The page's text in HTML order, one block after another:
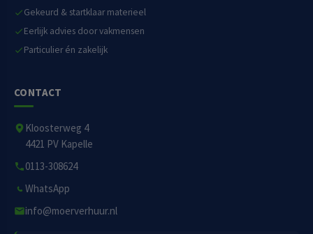
Gekeurd & startklaar materieel
Eerlijk advies door vakmensen
Particulier én zakelijk
CONTACT
Kloosterweg 4
4421 PV Kapelle
0113-308624
WhatsApp
info@moerverhuur.nl